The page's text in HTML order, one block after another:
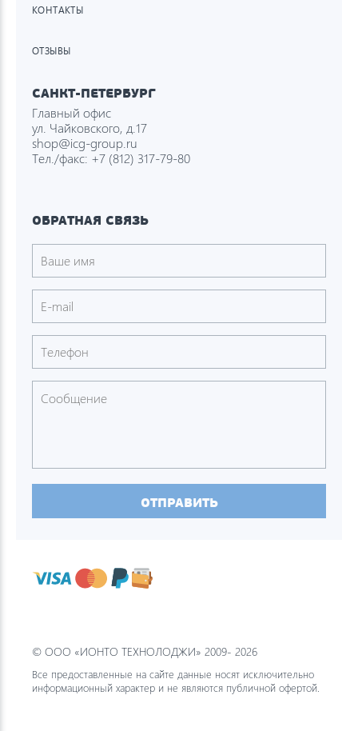
КОНТАКТЫ
ОТЗЫВЫ
САНКТ-ПЕТЕРБУРГ
Главный офис
ул. Чайковского, д.17
shop@icg-group.ru
Тел./факс: +7 (812) 317-79-80
ОБРАТНАЯ СВЯЗЬ
ОТПРАВИТЬ
© ООО «ИОНТО ТЕХНОЛОДЖИ» 2009- 2026
Все предоставленные на сайте данные носят исключительно
информационный характер и не являются публичной офертой.